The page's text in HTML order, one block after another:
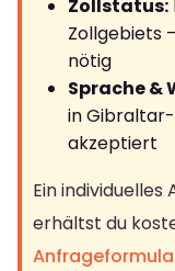
Zollstatus:
Zollgebiets
nötig
Sprache &
in
akzeptiert
Ein
erhältst du